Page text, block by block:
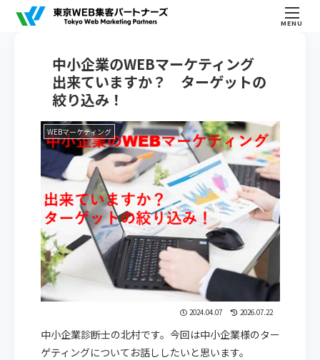
MENU
中小企業のWEBマーケティング
出来ていますか？ ターゲットの
絞り込み！
WEBマーケティング
2024.04.07 2026.07.22
中小企業診断士の北村です。今回は中小企業様のター
ゲティングについてお話ししたいと思います。